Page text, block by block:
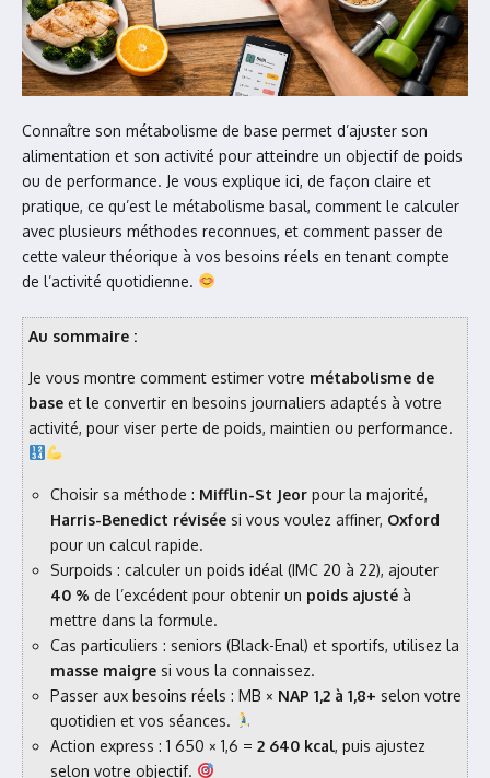
Connaître son métabolisme de base permet d’ajuster son
alimentation et son activité pour atteindre un objectif de poids
ou de performance. Je vous explique ici, de façon claire et
pratique, ce qu’est le métabolisme basal, comment le calculer
avec plusieurs méthodes reconnues, et comment passer de
cette valeur théorique à vos besoins réels en tenant compte
de l’activité quotidienne.
Au sommaire :
Je vous montre comment estimer votre métabolisme de
base et le convertir en besoins journaliers adaptés à votre
activité, pour viser perte de poids, maintien ou performance.
Choisir sa méthode : Mifflin-St Jeor pour la majorité,
Harris-Benedict révisée si vous voulez affiner, Oxford
pour un calcul rapide.
Surpoids : calculer un poids idéal (IMC 20 à 22), ajouter
40 % de l’excédent pour obtenir un poids ajusté à
mettre dans la formule.
Cas particuliers : seniors (Black-Enal) et sportifs, utilisez la
masse maigre si vous la connaissez.
Passer aux besoins réels : MB × NAP 1,2 à 1,8+ selon votre
quotidien et vos séances.
Action express : 1 650 × 1,6 = 2 640 kcal, puis ajustez
selon votre objectif.